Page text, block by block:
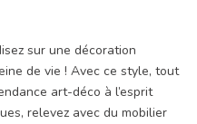
sur une décoration
de vie ! Avec ce style, tout
art-déco à l’esprit
relevez avec du mobilier